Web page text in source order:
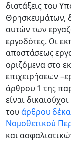
διατάξεις του
Θρησκευμάτων,
αυτών των
εργοδότες. Οι
αποστάσεως
οριζόμενα στο
επιχειρήσεων
άρθρου 1 της
είναι
του άρθρου
Νομοθετικού
και